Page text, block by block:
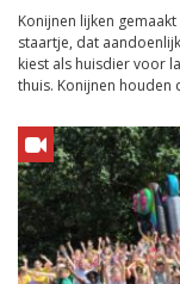
Konijnen lijken
staartje, dat
kiest als huisdier voor
thuis. Konijnen houden